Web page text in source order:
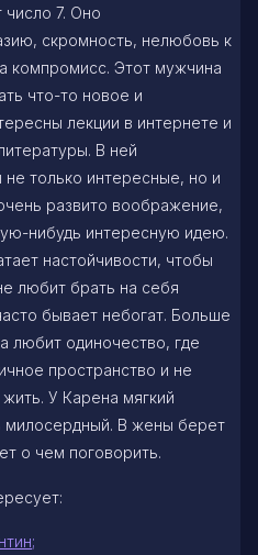
число 7. Оно
скромность, нелюбовь к
компромисс. Этот мужчина
что-то новое и
лекции в интернете и
В ней
не только интересные, но и
развито воображение,
нибудь интересную идею.
настойчивости, чтобы
любит брать на себя
бывает небогат. Больше
любит одиночество, где
пространство и не
У Карена мягкий
милосердный. В жены берет
о чем поговорить.